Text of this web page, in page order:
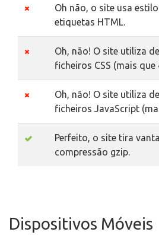
Oh não, o site usa
etiquetas HTML.
Oh, não! O site utiliza
ficheiros CSS (mais que
Oh, não! O site utiliza
ficheiros JavaScript
Perfeito, o site tira
compressão gzip.
Dispositivos Móveis